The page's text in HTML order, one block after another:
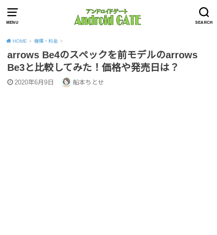
MENU SEARCH
HOME 機種・料金
arrows Be4のスペックを前モデルのarrows
Be3と比較してみた！価格や発売日は？
2020年6月9日 船本ちとせ